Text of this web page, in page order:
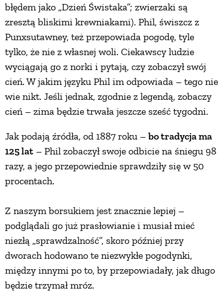
błędem jako „Dzień Świstaka”; zwierzaki są
zresztą bliskimi krewniakami). Phil, świszcz z
Punxsutawney, też przepowiada pogodę, tyle
tylko, że nie z własnej woli. Ciekawscy ludzie
wyciągają go z norki i pytają, czy zobaczył swój
cień. W jakim języku Phil im odpowiada – tego nie
wie nikt. Jeśli jednak, zgodnie z legendą, zobaczy
cień – zima będzie trwała jeszcze sześć tygodni.
Jak podają źródła, od 1887 roku – bo tradycja ma
125 lat – Phil zobaczył swoje odbicie na śniegu 98
razy, a jego przepowiednie sprawdziły się w 50
procentach.
Z naszym borsukiem jest znacznie lepiej –
podglądali go już prasłowianie i musiał mieć
niezłą „sprawdzalność”, skoro później przy
dworach hodowano te niezwykłe pogodynki,
między innymi po to, by przepowiadały, jak długo
będzie trzymał mróz.